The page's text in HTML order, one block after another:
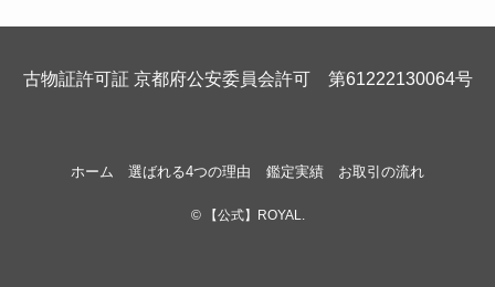
古物証許可証 京都府公安委員会許可 第61222130064号
ホーム 選ばれる4つの理由 鑑定実績 お取引の流れ
©【公式】ROYAL.